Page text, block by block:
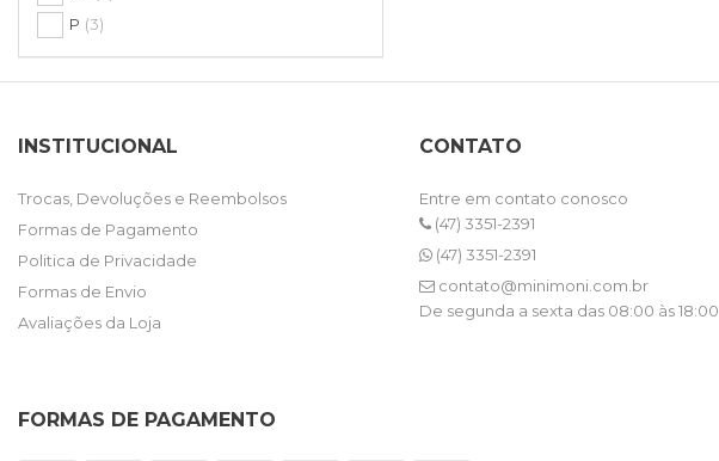
P (3)
INSTITUCIONAL
Trocas, Devoluções e Reembolsos
Formas de Pagamento
Politica de Privacidade
Formas de Envio
Avaliações da Loja
CONTATO
Entre em contato conosco
(47) 3351-2391
(47) 3351-2391
contato@minimoni.com.br
De segunda a sexta das 08:00 às 18:00
FORMAS DE PAGAMENTO